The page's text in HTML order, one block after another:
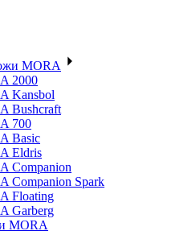
MORA
2000
Kansbol
Bushcraft
700
Basic
Eldris
Companion
Companion Spark
Floating
Garberg
MORA